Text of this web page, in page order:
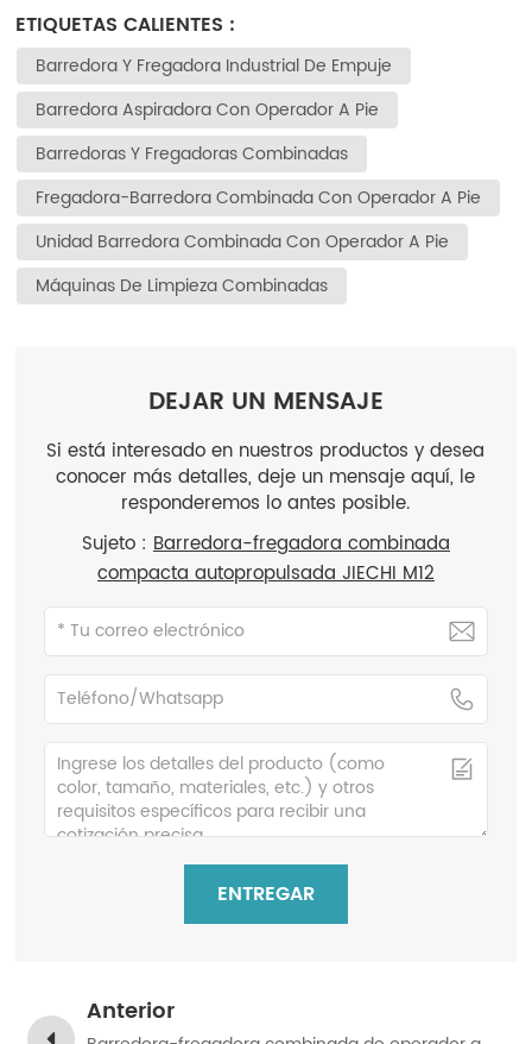
ETIQUETAS CALIENTES :
Barredora Y Fregadora Industrial De Empuje
Barredora Aspiradora Con Operador A Pie
Barredoras Y Fregadoras Combinadas
Fregadora-Barredora Combinada Con Operador A Pie
Unidad Barredora Combinada Con Operador A Pie
Máquinas De Limpieza Combinadas
DEJAR UN MENSAJE
Si está interesado en nuestros productos y desea
conocer más detalles, deje un mensaje aquí, le
responderemos lo antes posible.
Sujeto : Barredora-fregadora combinada
compacta autopropulsada JIECHI M12
ENTREGAR
Anterior